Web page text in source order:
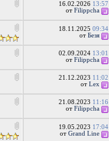
16.02.2026 13:57
отFilippcha
18.11.202509:34
отБезя
02.09.2024 13:01
отFilippcha
21.12.2023 11:02
отLex
21.08.2023 11:16
отFilippcha
19.05.2023 17:04
отGrand Line